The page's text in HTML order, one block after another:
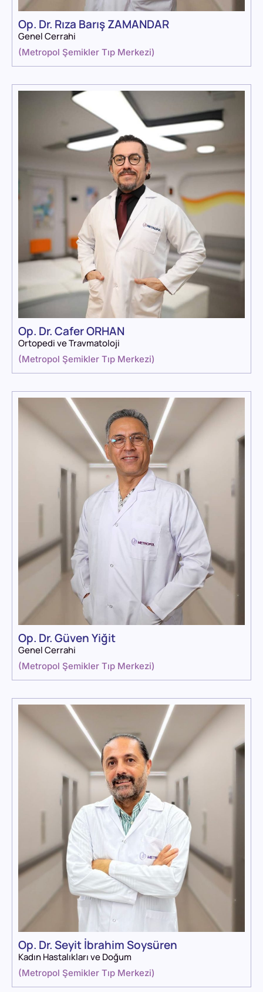
Op. Dr. Rıza Barış ZAMANDAR
Genel Cerrahi
(Metropol Şemikler Tıp Merkezi)
Op. Dr. Cafer ORHAN
Ortopedi ve Travmatoloji
(Metropol Şemikler Tıp Merkezi)
Op. Dr. Güven Yiğit
Genel Cerrahi
(Metropol Şemikler Tıp Merkezi)
Op. Dr. Seyit İbrahim Soysüren
Kadın Hastalıkları ve Doğum
(Metropol Şemikler Tıp Merkezi)